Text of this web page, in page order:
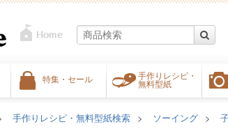
特集・セール
手作りレシピ・
無料型紙
手作りレシピ・無料型紙検索 ソーイング